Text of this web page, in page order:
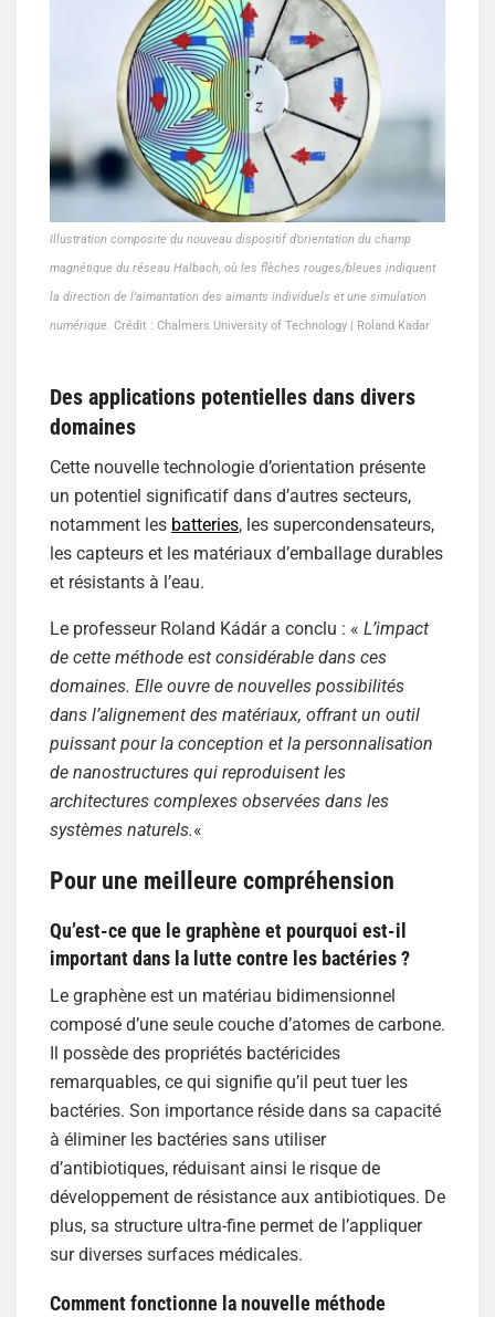
Illustration composite du nouveau dispositif d’orientation du champ
magnétique du réseau Halbach, où les flèches rouges/bleues indiquent
la direction de l’aimantation des aimants individuels et une simulation
numérique. Crédit : Chalmers University of Technology | Roland Kadar
Des applications potentielles dans divers
domaines
Cette nouvelle technologie d’orientation présente
un potentiel significatif dans d’autres secteurs,
notamment les batteries, les supercondensateurs,
les capteurs et les matériaux d’emballage durables
et résistants à l’eau.
Le professeur Roland Kádár a conclu : « L’impact
de cette méthode est considérable dans ces
domaines. Elle ouvre de nouvelles possibilités
dans l’alignement des matériaux, offrant un outil
puissant pour la conception et la personnalisation
de nanostructures qui reproduisent les
architectures complexes observées dans les
systèmes naturels.«
Pour une meilleure compréhension
Qu’est-ce que le graphène et pourquoi est-il
important dans la lutte contre les bactéries ?
Le graphène est un matériau bidimensionnel
composé d’une seule couche d’atomes de carbone.
Il possède des propriétés bactéricides
remarquables, ce qui signifie qu’il peut tuer les
bactéries. Son importance réside dans sa capacité
à éliminer les bactéries sans utiliser
d’antibiotiques, réduisant ainsi le risque de
développement de résistance aux antibiotiques. De
plus, sa structure ultra-fine permet de l’appliquer
sur diverses surfaces médicales.
Comment fonctionne la nouvelle méthode